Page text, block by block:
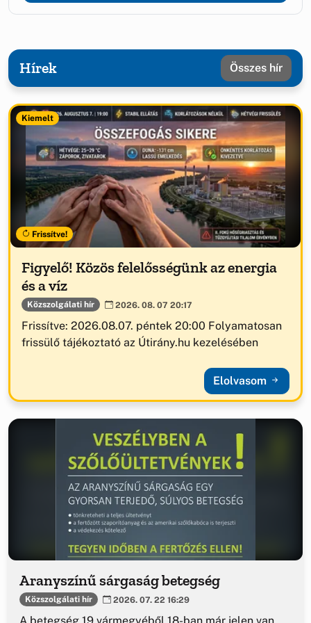
Hírek Összes hír
Kiemelt
Frissítve!
Figyelő! Közös felelősségünk az energia
és a víz
Közszolgálati hír 2026. 08. 07 20:17
Frissítve: 2026.08.07. péntek 20:00 Folyamatosan
frissülő tájékoztató az Útirány.hu kezelésében
Elolvasom
Aranyszínű sárgaság betegség
Közszolgálati hír 2026. 07. 22 16:29
A betegség 19 vármegyéből 18-ban már jelen van